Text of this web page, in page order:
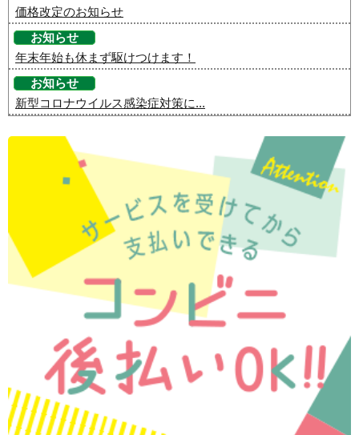
価格改定のお知らせ
お知らせ
年末年始も休まず駆けつけます！
お知らせ
新型コロナウイルス感染症対策に...